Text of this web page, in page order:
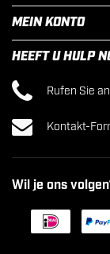
MEIN KONTO
HEEFT U HULP
Rufen Sie an
Kontakt-
Wil je ons